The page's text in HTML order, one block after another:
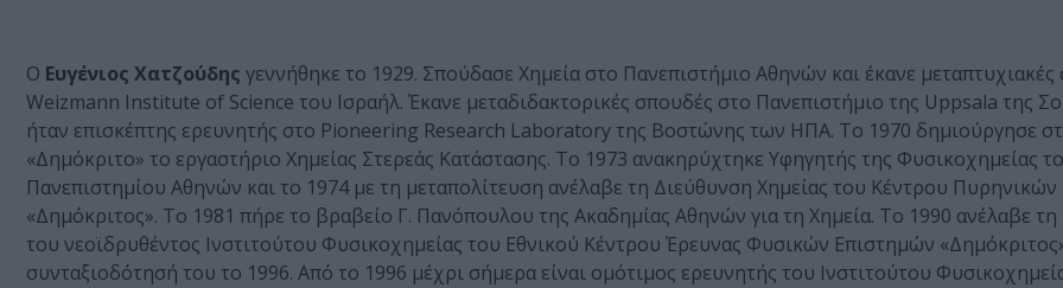
Ο Ευγένιος Χατζούδης γεννήθηκε το 1929. Σπούδασε Χημεία στο Πανεπιστήμιο Αθηνών και έκανε
Weizmann Institute of Science του Ισραήλ. Έκανε μεταδιδακτορικές σπουδές στο Πανεπιστήμιο της Uppsala της
ήταν επισκέπτης ερευνητής στο Pioneering Research Laboratory της Βοστώνης των ΗΠΑ. Το 1970 δημιούργησε
«Δημόκριτο» το εργαστήριο Χημείας Στερεάς Κατάστασης. Το 1973 ανακηρύχτηκε Υφηγητής της Φυσικοχημείας
Πανεπιστημίου Αθηνών και το 1974 με τη μεταπολίτευση ανέλαβε τη Διεύθυνση Χημείας του Κέντρου
«Δημόκριτος». Το 1981 πήρε το βραβείο Γ. Πανόπουλου της Ακαδημίας Αθηνών για τη Χημεία. Το 1990 ανέλαβε
του νεοϊδρυθέντος Ινστιτούτου Φυσικοχημείας του Εθνικού Κέντρου Έρευνας Φυσικών Επιστημών
συνταξιοδότησή του το 1996. Από το 1996 μέχρι σήμερα είναι ομότιμος ερευνητής του Ινστιτούτου